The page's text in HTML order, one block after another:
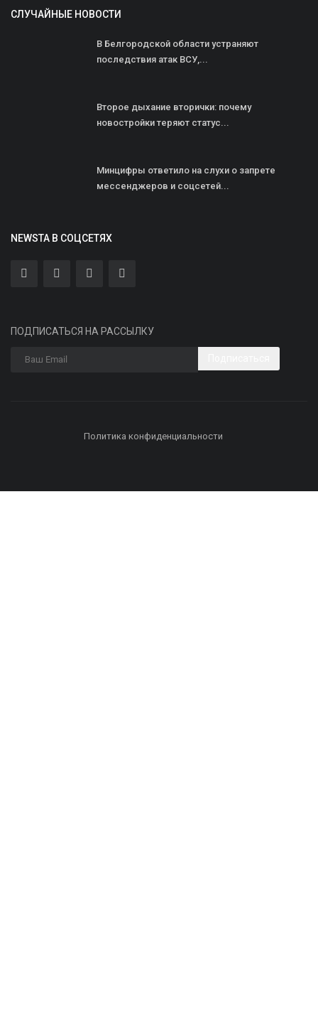
СЛУЧАЙНЫЕ НОВОСТИ
В Белгородской области устраняют
последствия атак ВСУ,...
Второе дыхание вторички: почему
новостройки теряют статус...
Минцифры ответило на слухи о запрете
мессенджеров и соцсетей...
NEWSTA В СОЦСЕТЯХ
ПОДПИСАТЬСЯ НА РАССЫЛКУ
Политика конфиденциальности